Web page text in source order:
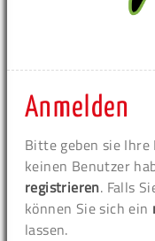
Anmelden
Bitte geben sie Ihre
keinen Benutzer
registrieren. Falls
können Sie sich ein
lassen.